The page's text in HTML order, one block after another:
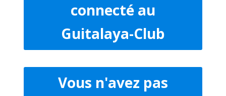
connecté au
Guitalaya-Club
Vous n'avez pas